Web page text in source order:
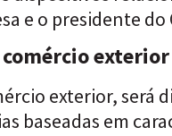
e o presidente
exterior
exterior, será
baseadas em